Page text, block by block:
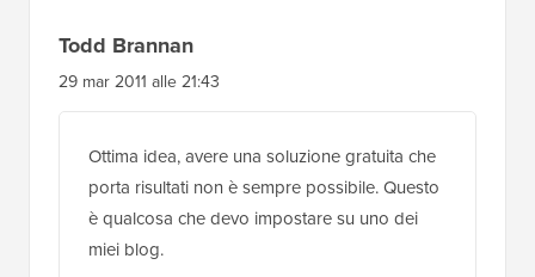
Todd Brannan
29 mar 2011 alle 21:43
Ottima idea, avere una soluzione gratuita che
porta risultati non è sempre possibile. Questo
è qualcosa che devo impostare su uno dei
miei blog.